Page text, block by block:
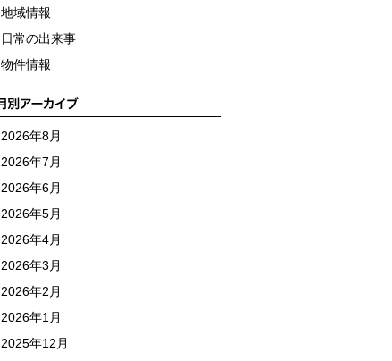
地域情報
日常の出来事
物件情報
2026年8月
2026年7月
2026年6月
2026年5月
2026年4月
2026年3月
2026年2月
2026年1月
2025年12月